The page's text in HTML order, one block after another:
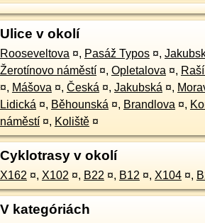
Ulice v okolí
Rooseveltova ¤, Pasáž Typos ¤,
Žerotínovo náměstí ¤, Opletalova ¤,
¤, Mášova ¤, Česká ¤, Jakubská ¤,
Lidická ¤, Běhounská ¤, Brandlova ¤,
náměstí ¤, Koliště ¤
Cyklotrasy v okolí
X162 ¤, X102 ¤, B22 ¤, B12 ¤, X104 ¤,
V kategóriách